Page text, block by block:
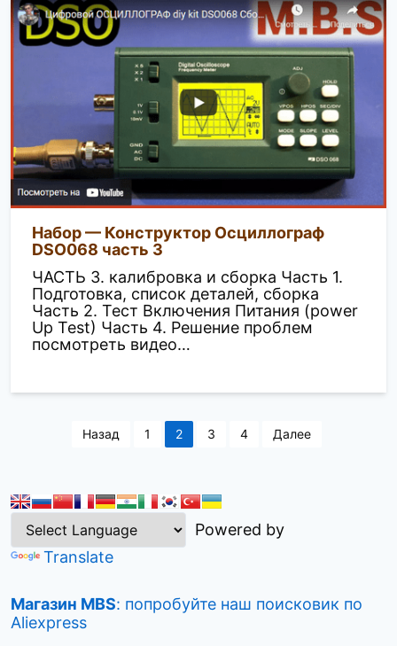
Набор — Конструктор Осциллограф
DSO068 часть 3
ЧАСТЬ 3. калибровка и сборка Часть 1.
Подготовка, список деталей, сборка
Часть 2. Тест Включения Питания (power
Up Test) Часть 4. Решение проблем
посмотреть видео…
и
а
ц
и
Назад 1 2 3 4 Далее
Powered by
Translate
Магазин MBS: попробуйте наш поисковик по
Aliexpress